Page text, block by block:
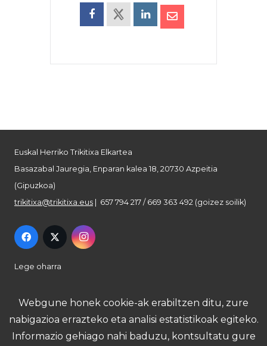
Euskal Herriko Trikitixa Elkartea
Basazabal Jauregia, Enparan kalea 18, 20730 Azpeitia
(Gipuzkoa)
trikitixa@trikitixa.eus | 657 794 217 / 669 363 492 (goizez soilik)
Lege oharra
Pribatutasun politika
Webgune honek cookie-ak erabiltzen ditu, zure
nabigazioa errazteko eta analisi estatistikoak egiteko.
Informazio gehiago nahi baduzu, kontsultatu gure